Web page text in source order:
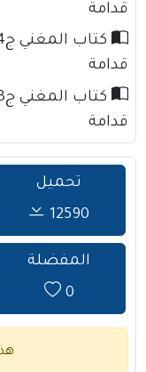
قدامة
قدامة
قدامة
تحميل
12590
المفضلة
0